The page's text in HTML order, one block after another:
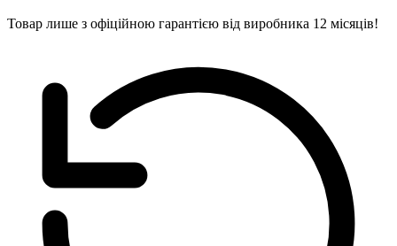
Товар лише з офіційною гарантією від виробника 12 місяців!